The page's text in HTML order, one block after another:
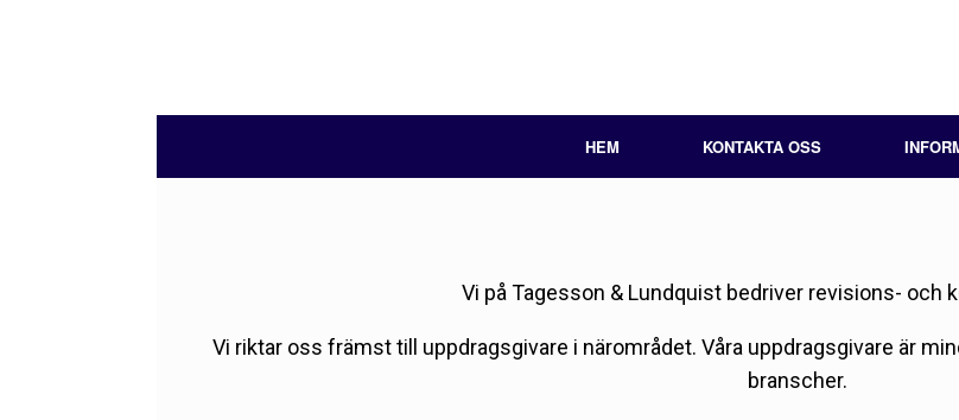
HEM KONTAKTA OSS
Vi på Tagesson & Lundquist bedriver revisions- och
Vi riktar oss främst till uppdragsgivare i närområdet. Våra uppdragsgivare är
branscher.